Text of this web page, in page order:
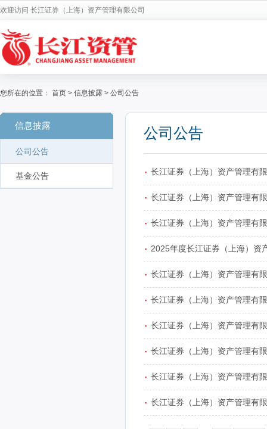
欢迎访问 长江证券（上海）资产管理有限公司
您所在的位置： 首页 > 信息披露 > 公司公告
信息披露
公司公告
基金公告
公司公告
· 长江证券（上海）资产管理有
· 长江证券（上海）资产管理有
· 长江证券（上海）资产管理有
· 2025年度长江证券（上海）资
· 长江证券（上海）资产管理有
· 长江证券（上海）资产管理有
· 长江证券（上海）资产管理有
· 长江证券（上海）资产管理有
· 长江证券（上海）资产管理有
· 长江证券（上海）资产管理有